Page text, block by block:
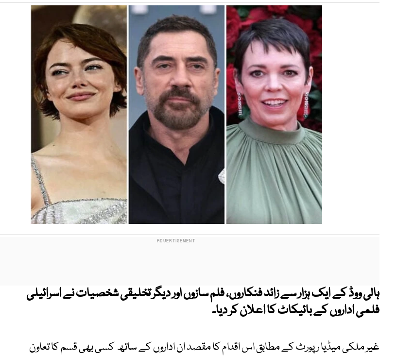
ہالی ووڈ کے ایک ہزار سے زائد فنکاروں، فلم سازوں اور دیگر تخلیقی شخصیات نے اسرائیلی
فلمی اداروں کے بائیکاٹ کا اعلان کر دیا۔
غیر ملکی میڈیا رپورٹ کے مطابق اس اقدام کا مقصد ان اداروں کے ساتھ کسی بھی قسم کا تعاون